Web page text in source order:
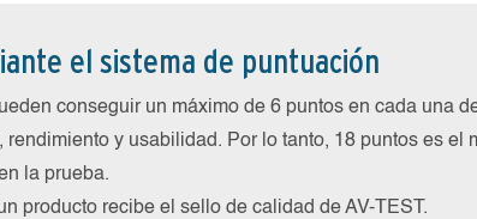
el sistema de puntuación
conseguir un máximo de 6 puntos en cada una
rendimiento y usabilidad. Por lo tanto, 18 puntos es el
la prueba.
producto recibe el sello de calidad de AV-TEST.